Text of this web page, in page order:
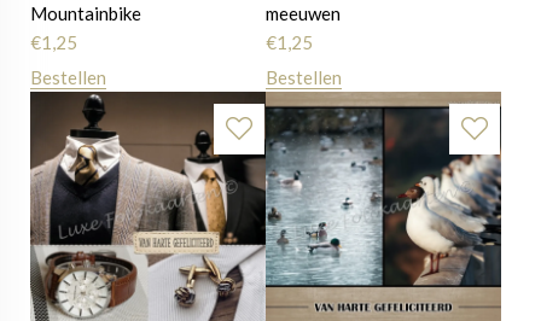
Mountainbike
€1,25
Bestellen
meeuwen
€1,25
Bestellen